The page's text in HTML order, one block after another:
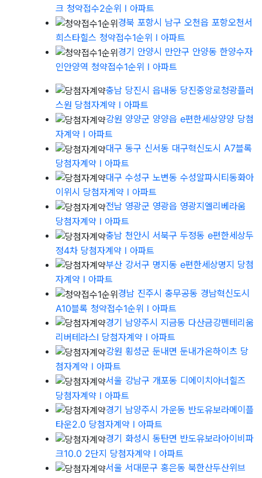
크 청약접수2순위 l 아파트
경북 포항시 남구 오천읍 포항오천서
희스타힐스 청약접수1순위 l 아파트
경기 안양시 만안구 안양동 한양수자
인안양역 청약접수1순위 l 아파트
충남 당진시 읍내동 당진중앙로청광플러
스원 당첨자계약 l 아파트
강원 양양군 양양읍 e편한세상양양 당첨
자계약 l 아파트
대구 동구 신서동 대구혁신도시 A7블록
당첨자계약 l 아파트
대구 수성구 노변동 수성알파시티동화아
이위시 당첨자계약 l 아파트
전남 영광군 영광읍 영광지엘리베라움
당첨자계약 l 아파트
충남 천안시 서북구 두정동 e편한세상두
정4차 당첨자계약 l 아파트
부산 강서구 명지동 e편한세상명지 당첨
자계약 l 아파트
경남 진주시 충무공동 경남혁신도시
A10블록 청약접수1순위 l 아파트
경기 남양주시 지금동 다산금강펜테리움
리버테라스I 당첨자계약 l 아파트
강원 횡성군 둔내면 둔내가온하이츠 당
첨자계약 l 아파트
서울 강남구 개포동 디에이치아너힐즈
당첨자계약 l 아파트
경기 남양주시 가운동 반도유보라메이플
타운2.0 당첨자계약 l 아파트
경기 화성시 동탄면 반도유보라아이비파
크10.0 2단지 당첨자계약 l 아파트
서울 서대문구 홍은동 북한산두산위브